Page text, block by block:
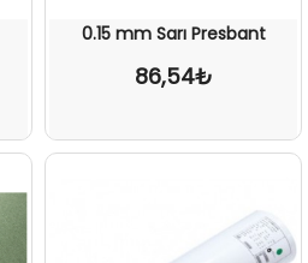
0.15 mm Sarı Presbant
86,54₺